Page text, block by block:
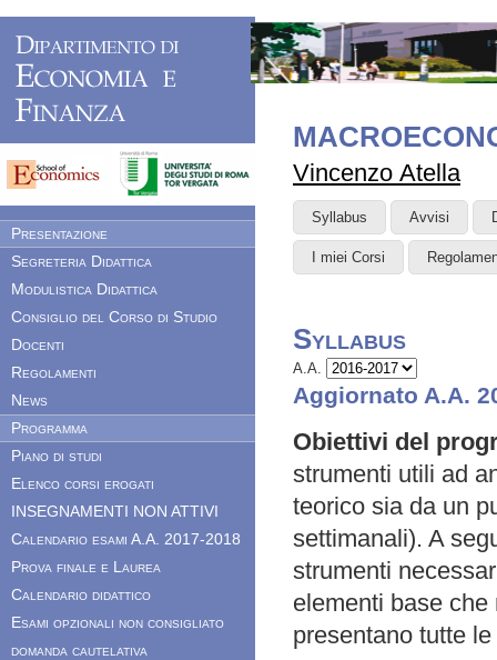
Presentazione
Segreteria Didattica
Modulistica Didattica
Consiglio del Corso di Studio
Docenti
Regolamenti
News
Programma
Piano di studi
Elenco corsi erogati
INSEGNAMENTI NON ATTIVI
Calendario esami A.A. 2017-2018
Prova finale e Laurea
Calendario didattico
Esami opzionali non consigliato
domanda cautelativa
Vincenzo Atella
Syllabus Avvisi
I miei Corsi
Syllabus
A.A.
Aggiornato A.A.
Obiettivi del
strumenti utili ad
teorico sia da un
settimanali). A
strumenti
elementi base
presentano tutte